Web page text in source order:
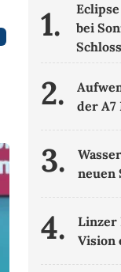
1.
bei
2.
der
3.
neuen
4.
Linzer
Vision